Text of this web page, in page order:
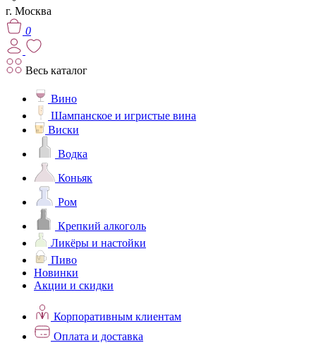
г. Москва
0
Весь каталог
Вино
Шампанское и игристые вина
Виски
Водка
Коньяк
Ром
Крепкий алкоголь
Ликёры и настойки
Пиво
Новинки
Акции и скидки
Корпоративным клиентам
Оплата и доставка